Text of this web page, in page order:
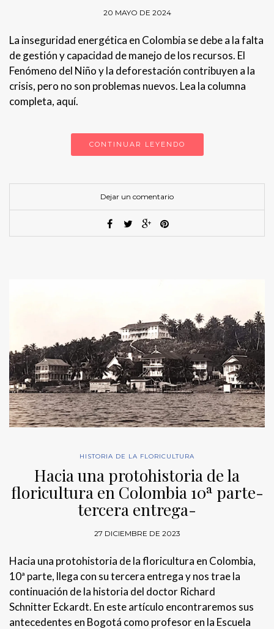
20 MAYO DE 2024
La inseguridad energética en Colombia se debe a la falta
de gestión y capacidad de manejo de los recursos. El
Fenómeno del Niño y la deforestación contribuyen a la
crisis, pero no son problemas nuevos. Lea la columna
completa, aquí.
CONTINUAR LEYENDO
Dejar un comentario
HISTORIA DE LA FLORICULTURA
Hacia una protohistoria de la
floricultura en Colombia 10ª parte-
tercera entrega-
27 DICIEMBRE DE 2023
Hacia una protohistoria de la floricultura en Colombia,
10ª parte, llega con su tercera entrega y nos trae la
continuación de la historia del doctor Richard
Schnitter Eckardt. En este artículo encontraremos sus
antecedentes en Bogotá como profesor en la Escuela